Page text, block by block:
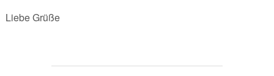
Liebe Grüße